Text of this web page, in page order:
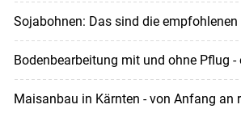
Sojabohnen: Das sind die empfohlenen
Bodenbearbeitung mit und ohne Pflug -
Maisanbau in Kärnten - von Anfang an